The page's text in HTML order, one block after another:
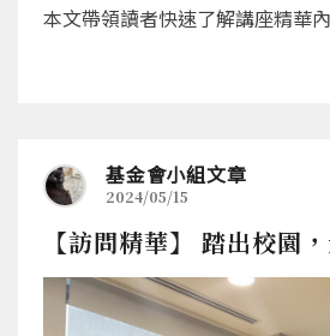
本文帶領讀者快速了解講座精華
基金會小組文章
2024/05/15
【訪問精華】 踏出校園